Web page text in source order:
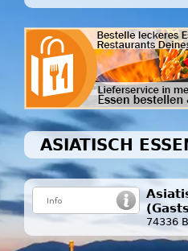
ASIATISCH
74336